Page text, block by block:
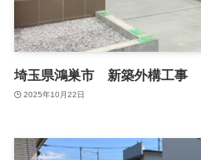
埼玉県鴻巣市 新築外構工事
2025年10月22日